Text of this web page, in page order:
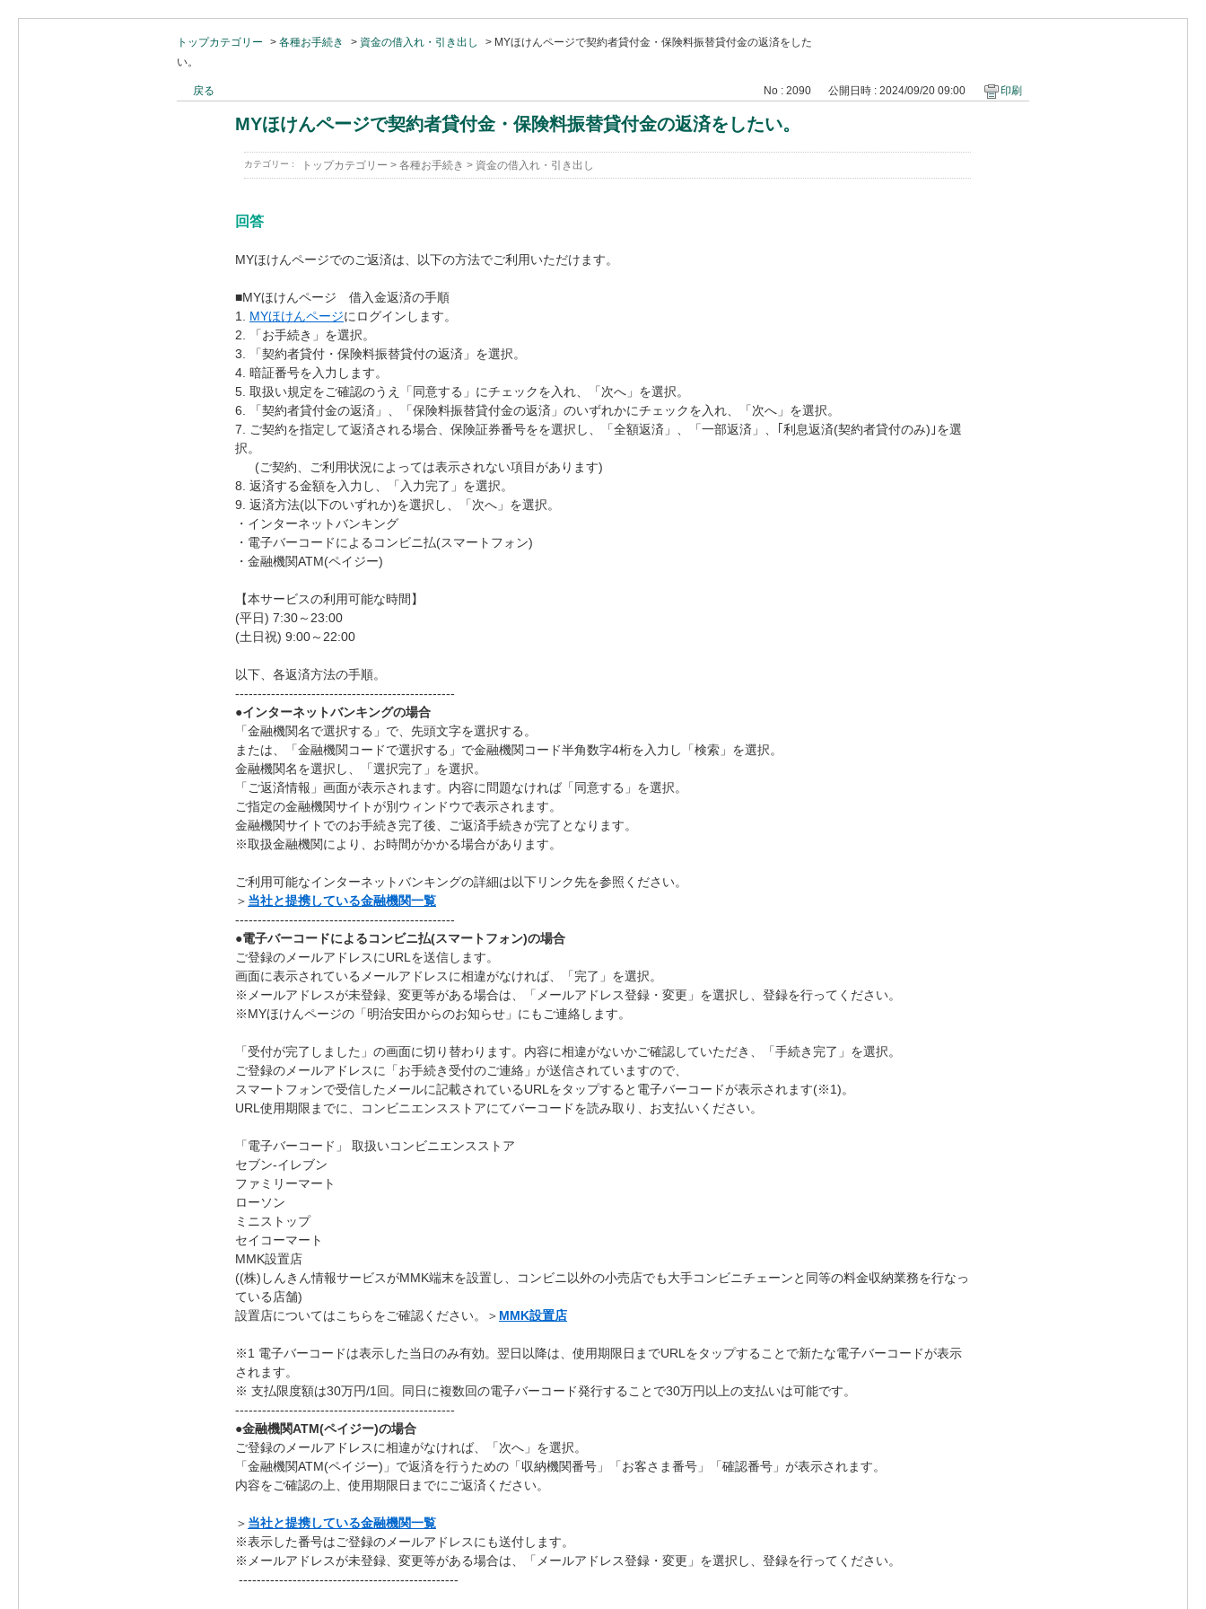
トップカテゴリー > 各種お手続き > 資金の借入れ・引き出し > MYほけんページで契約者貸付金・保険料振替貸付金の返済をした
い。
戻る No : 2090 公開日時 : 2024/09/20 09:00 印刷
MYほけんページで契約者貸付金・保険料振替貸付金の返済をしたい。
カテゴリー : トップカテゴリー > 各種お手続き > 資金の借入れ・引き出し
回答
MYほけんページでのご返済は、以下の方法でご利用いただけます。
■MYほけんページ 借入金返済の手順
1. MYほけんページにログインします。
2. 「お手続き」を選択。
3. 「契約者貸付・保険料振替貸付の返済」を選択。
4. 暗証番号を入力します。
5. 取扱い規定をご確認のうえ「同意する」にチェックを入れ、「次へ」を選択。
6. 「契約者貸付金の返済」、「保険料振替貸付金の返済」のいずれかにチェックを入れ、「次へ」を選択。
7. ご契約を指定して返済される場合、保険証券番号をを選択し、「全額返済」、「一部返済」、｢利息返済(契約者貸付のみ)｣を選
択。
(ご契約、ご利用状況によっては表示されない項目があります)
8. 返済する金額を入力し、「入力完了」を選択。
9. 返済方法(以下のいずれか)を選択し、「次へ」を選択。
・インターネットバンキング
・電子バーコードによるコンビニ払(スマートフォン)
・金融機関ATM(ペイジー)
【本サービスの利用可能な時間】
(平日) 7:30～23:00
(土日祝) 9:00～22:00
以下、各返済方法の手順。
-------------------------------------------------
●インターネットバンキングの場合
「金融機関名で選択する」で、先頭文字を選択する。
または、「金融機関コードで選択する」で金融機関コード半角数字4桁を入力し「検索」を選択。
金融機関名を選択し、「選択完了」を選択。
「ご返済情報」画面が表示されます。内容に問題なければ「同意する」を選択。
ご指定の金融機関サイトが別ウィンドウで表示されます。
金融機関サイトでのお手続き完了後、ご返済手続きが完了となります。
※取扱金融機関により、お時間がかかる場合があります。
ご利用可能なインターネットバンキングの詳細は以下リンク先を参照ください。
＞ 当社と提携している金融機関一覧
-------------------------------------------------
●電子バーコードによるコンビニ払(スマートフォン)の場合
ご登録のメールアドレスにURLを送信します。
画面に表示されているメールアドレスに相違がなければ、「完了」を選択。
※メールアドレスが未登録、変更等がある場合は、「メールアドレス登録・変更」を選択し、登録を行ってください。
※MYほけんページの「明治安田からのお知らせ」にもご連絡します。
「受付が完了しました」の画面に切り替わります。内容に相違がないかご確認していただき、「手続き完了」を選択。
ご登録のメールアドレスに「お手続き受付のご連絡」が送信されていますので、
スマートフォンで受信したメールに記載されているURLをタップすると電子バーコードが表示されます(※1)。
URL使用期限までに、コンビニエンスストアにてバーコードを読み取り、お支払いください。
「電子バーコード」 取扱いコンビニエンスストア
セブン‐イレブン
ファミリーマート
ローソン
ミニストップ
セイコーマート
MMK設置店
((株)しんきん情報サービスがMMK端末を設置し、コンビニ以外の小売店でも大手コンビニチェーンと同等の料金収納業務を行なっ
ている店舗)
設置店についてはこちらをご確認ください。＞ MMK設置店
※1 電子バーコードは表示した当日のみ有効。翌日以降は、使用期限日までURLをタップすることで新たな電子バーコードが表示
されます。
※ 支払限度額は30万円/1回。同日に複数回の電子バーコード発行することで30万円以上の支払いは可能です。
-------------------------------------------------
●金融機関ATM(ペイジー)の場合
ご登録のメールアドレスに相違がなければ、「次へ」を選択。
「金融機関ATM(ペイジー)」で返済を行うための「収納機関番号」「お客さま番号」「確認番号」が表示されます。
内容をご確認の上、使用期限日までにご返済ください。
＞ 当社と提携している金融機関一覧
※表示した番号はご登録のメールアドレスにも送付します。
※メールアドレスが未登録、変更等がある場合は、「メールアドレス登録・変更」を選択し、登録を行ってください。
-------------------------------------------------